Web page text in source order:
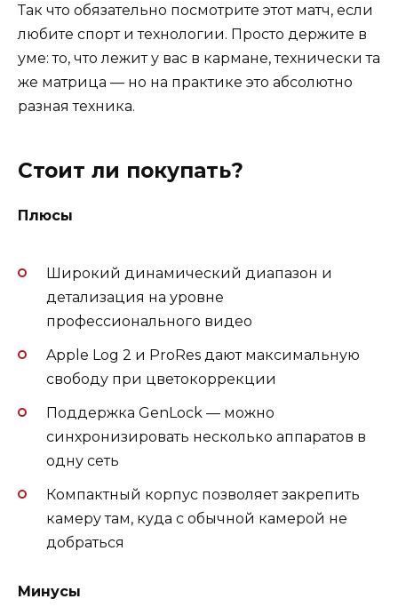
Так что обязательно посмотрите этот матч, если
любите спорт и технологии. Просто держите в
уме: то, что лежит у вас в кармане, технически та
же матрица — но на практике это абсолютно
разная техника.
Стоит ли покупать?
Плюсы
Широкий динамический диапазон и
детализация на уровне
профессионального видео
Apple Log 2 и ProRes дают максимальную
свободу при цветокоррекции
Поддержка GenLock — можно
синхронизировать несколько аппаратов в
одну сеть
Компактный корпус позволяет закрепить
камеру там, куда с обычной камерой не
добраться
Минусы